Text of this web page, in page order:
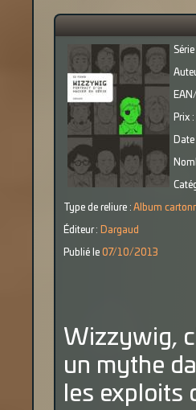
Série
Prix :
Type de reliure : Album
Éditeur : Dargaud
Publié le 07/10/2013
Wizzywig,
un mythe
les exploits